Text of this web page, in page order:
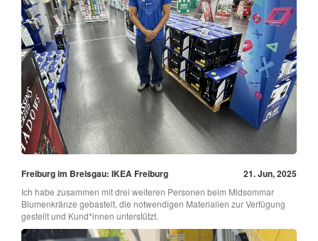
Freiburg im Breisgau: IKEA Freiburg 21. Jun, 2025
Ich habe zusammen mit drei weiteren Personen beim Midsommar
Blumenkränze gebastelt, die notwendigen Materialien zur Verfügung
gestellt und Kund*innen unterstützt.